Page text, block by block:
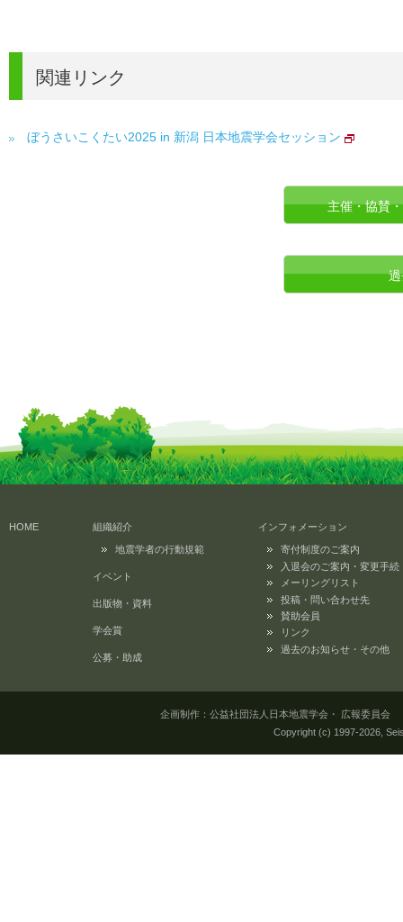
関連リンク
ぼうさいこくたい2025 in 新潟 日本地震学会セッション
主催・協賛
HOME 組織紹介
地震学者の行動規範
イベント
出版物・資料
学会賞
公募・助成
インフォメーション
寄付制度のご案内
入退会のご案内・変更手続
メーリングリスト
投稿・問い合わせ先
賛助会員
リンク
過去のお知らせ・その他
企画制作：公益社団法人日本地震学会・ 広報委員
Copyright (c) 1997-2026,